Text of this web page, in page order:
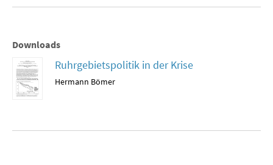
SOMMERSCHULE 2021
SOMMERSCHULE 2020
Downloads
Ruhrgebietspolitik in der Krise
Hermann Bömer